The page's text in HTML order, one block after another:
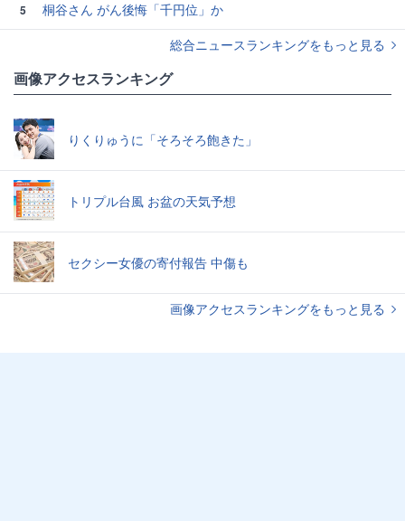
5
桐谷さん がん後悔「千円位」か
総合ニュースランキングをもっと見る
画像アクセスランキング
りくりゅうに「そろそろ飽きた」
トリプル台風 お盆の天気予想
セクシー女優の寄付報告 中傷も
画像アクセスランキングをもっと見る